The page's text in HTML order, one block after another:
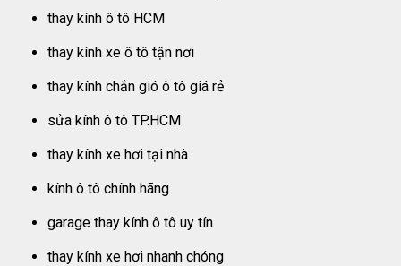
thay kính ô tô HCM
thay kính xe ô tô tận nơi
thay kính chắn gió ô tô giá rẻ
sửa kính ô tô TP.HCM
thay kính xe hơi tại nhà
kính ô tô chính hãng
garage thay kính ô tô uy tín
thay kính xe hơi nhanh chóng